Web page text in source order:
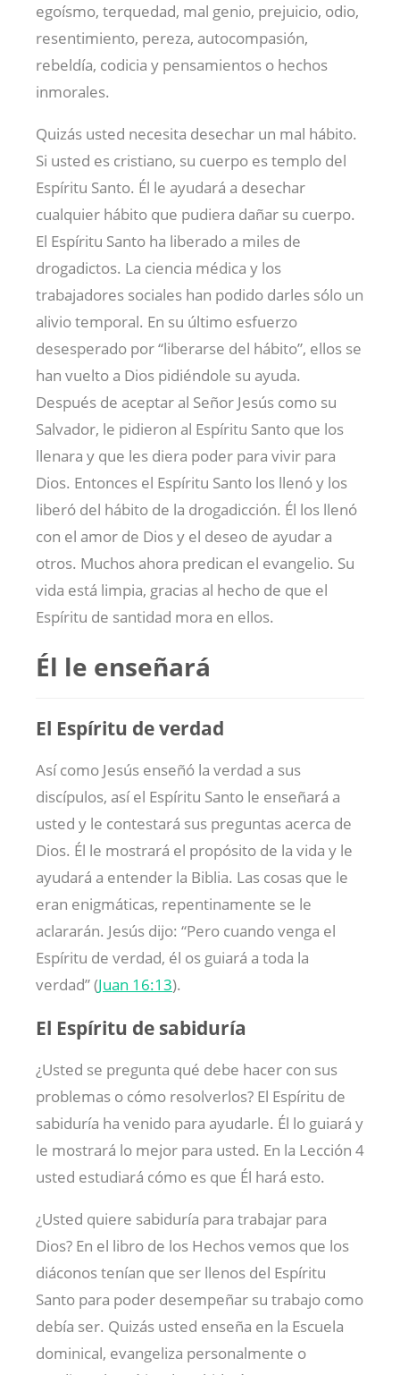
egoísmo, terquedad, mal genio, prejuicio, odio,
resentimiento, pereza, autocompasión,
rebeldía, codicia y pensamientos o hechos
inmorales.
Quizás usted necesita desechar un mal hábito.
Si usted es cristiano, su cuerpo es templo del
Espíritu Santo. Él le ayudará a desechar
cualquier hábito que pudiera dañar su cuerpo.
El Espíritu Santo ha liberado a miles de
drogadictos. La ciencia médica y los
trabajadores sociales han podido darles sólo un
alivio temporal. En su último esfuerzo
desesperado por “liberarse del hábito”, ellos se
han vuelto a Dios pidiéndole su ayuda.
Después de aceptar al Señor Jesús como su
Salvador, le pidieron al Espíritu Santo que los
llenara y que les diera poder para vivir para
Dios. Entonces el Espíritu Santo los llenó y los
liberó del hábito de la drogadicción. Él los llenó
con el amor de Dios y el deseo de ayudar a
otros. Muchos ahora predican el evangelio. Su
vida está limpia, gracias al hecho de que el
Espíritu de santidad mora en ellos.
Él le enseñará
El Espíritu de verdad
Así como Jesús enseñó la verdad a sus
discípulos, así el Espíritu Santo le enseñará a
usted y le contestará sus preguntas acerca de
Dios. Él le mostrará el propósito de la vida y le
ayudará a entender la Biblia. Las cosas que le
eran enigmáticas, repentinamente se le
aclararán. Jesús dijo: “Pero cuando venga el
Espíritu de verdad, él os guiará a toda la
verdad” (Juan 16:13).
El Espíritu de sabiduría
¿Usted se pregunta qué debe hacer con sus
problemas o cómo resolverlos? El Espíritu de
sabiduría ha venido para ayudarle. Él lo guiará y
le mostrará lo mejor para usted. En la Lección 4
usted estudiará cómo es que Él hará esto.
¿Usted quiere sabiduría para trabajar para
Dios? En el libro de los Hechos vemos que los
diáconos tenían que ser llenos del Espíritu
Santo para poder desempeñar su trabajo como
debía ser. Quizás usted enseña en la Escuela
dominical, evangeliza personalmente o